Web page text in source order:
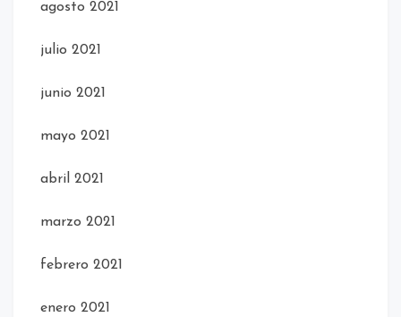
agosto 2021
julio 2021
junio 2021
mayo 2021
abril 2021
marzo 2021
febrero 2021
enero 2021